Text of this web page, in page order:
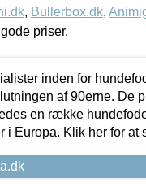
, Bullerbox.dk,
priser.
inden for
af 90erne. De
en række
i Europa. Klik her for at